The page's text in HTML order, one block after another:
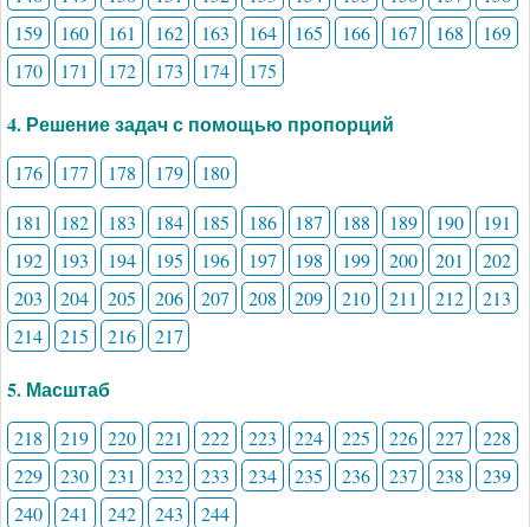
159
160 161 162 163 164 165 166 167 168
169
170
171 172 173 174 175
4. Решение задач с помощью пропорций
176 177 178 179
180
181
182 183 184 185 186 187 188 189 190
191
192
193 194 195 196 197 198 199 200 201
202
203
204 205 206 207 208 209 210 211 212
213
214
215 216 217
5. Масштаб
218 219 220 221 222 223 224 225 226 227
228
229
230 231 232 233 234 235 236 237 238
239
240
241 242 243 244